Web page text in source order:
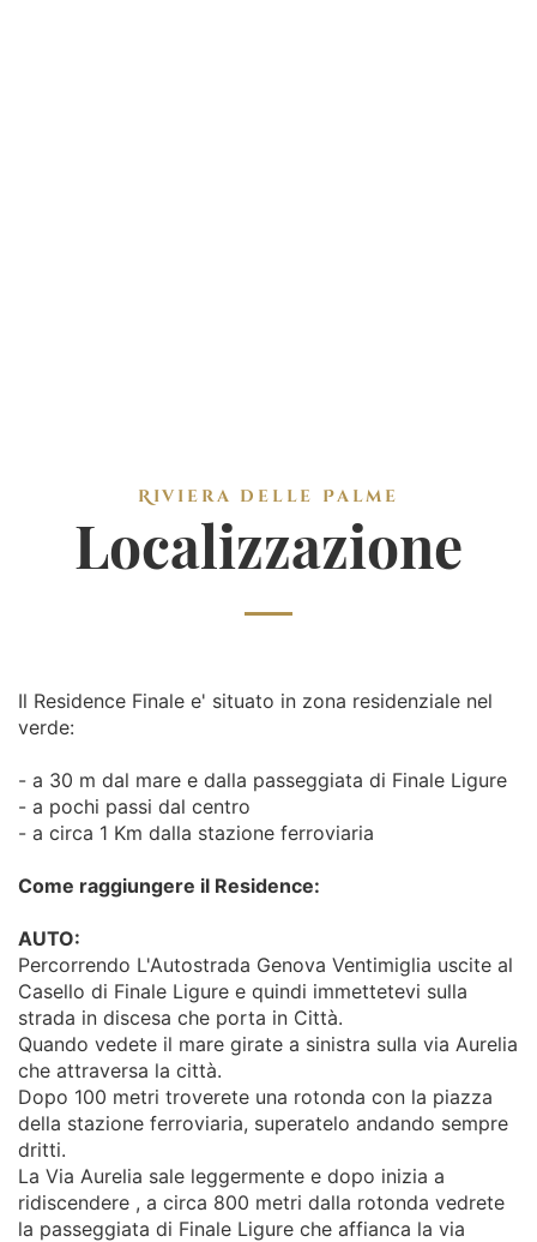
Riviera delle Palme
Localizzazione
Il Residence Finale e' situato in zona residenziale nel
verde:
- a 30 m dal mare e dalla passeggiata di Finale Ligure
- a pochi passi dal centro
- a circa 1 Km dalla stazione ferroviaria
Come raggiungere il Residence:
AUTO:
Percorrendo L'Autostrada Genova Ventimiglia uscite al
Casello di Finale Ligure e quindi immettetevi sulla
strada in discesa che porta in Città.
Quando vedete il mare girate a sinistra sulla via Aurelia
che attraversa la città.
Dopo 100 metri troverete una rotonda con la piazza
della stazione ferroviaria, superatelo andando sempre
dritti.
La Via Aurelia sale leggermente e dopo inizia a
ridiscendere , a circa 800 metri dalla rotonda vedrete
la passeggiata di Finale Ligure che affianca la via